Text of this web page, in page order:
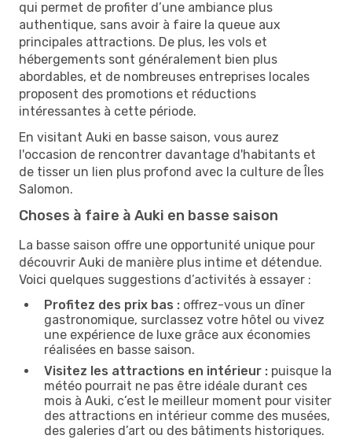
qui permet de profiter d’une ambiance plus
authentique, sans avoir à faire la queue aux
principales attractions. De plus, les vols et
hébergements sont généralement bien plus
abordables, et de nombreuses entreprises locales
proposent des promotions et réductions
intéressantes à cette période.
En visitant Auki en basse saison, vous aurez
l'occasion de rencontrer davantage d'habitants et
de tisser un lien plus profond avec la culture de Îles
Salomon.
Choses à faire à Auki en basse saison
La basse saison offre une opportunité unique pour
découvrir Auki de manière plus intime et détendue.
Voici quelques suggestions d’activités à essayer :
Profitez des prix bas : offrez-vous un dîner
gastronomique, surclassez votre hôtel ou vivez
une expérience de luxe grâce aux économies
réalisées en basse saison.
Visitez les attractions en intérieur : puisque la
météo pourrait ne pas être idéale durant ces
mois à Auki, c’est le meilleur moment pour visiter
des attractions en intérieur comme des musées,
des galeries d’art ou des bâtiments historiques.